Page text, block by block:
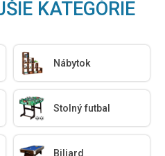
KATEGÓRIE
Nábytok
Stolný futbal
Biliard